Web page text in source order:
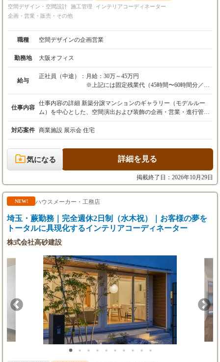
空間デザイン・空間設計 施工管理
インテリアコーディネーター
企画・営業・販売・その他
職種 空間デザインの企画営業
勤務地 大阪オフィス
給与
正社員（中途）： 月給：30万～45万円
※上記には固定残業代（45時間〜60時間分／7
万8000円～15万6100円）が含まれます。
※超過分は別途支給いたします。
※年齢・経験・能力を考慮の上、規定により決
定いたします。
・昇給：随時
・賞与：決算賞与あり
仕事内容
仕事内容の詳細 新築分譲マンションのギャラリー（モデルルー
ム）を中心とした、空間演出および装飾の企画・営業・進行管理
をお任せします。 既存取引のある大手デベロッパーや不動産広告
代理店へのルート営業がメインであり、新規の飛び込み営業はあ
りません。 その他に、一般店舗・量販店等のサイン業務もありま
す。 ■ 業務フロー ［1］ヒアリング・要件定義 ・クライアントか
ら新規物件のコンセプトやターゲット層をヒアリング。 ・エント
ランス、商談スペース、シアタールームなど、ギャラリー全体の
lustrator/Photoshop等）を使用し、空間デザインや装飾の提案資料
を作成。 ・内装材の選定だけでなく、映像・光・音を用いた空間
演出のプランニングも行います。 ［3］社内ディレクション・製
型印刷物などの各種装飾品の制作をディレクション。 ・スケジュ
ールおよびコストの精査・管理を行います。 ［4］現場制作管
施工管理を実施。（現場へは社用車で移動します） ・完成後のク
プロジェクト（約半年スパン）が完了します。
対応案件 商業施設 展示会 住宅
気になる 詳細を見る
掲載終了日：2026年10月29日
NEW! ハウスメーカー・工務店
埼玉・蕨勤務｜完全週休2日制（水木祝）｜お客様の夢を
トータルに具現化するインテリアコーディネーター
株式会社高砂建設